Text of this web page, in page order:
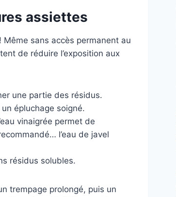
assiettes
sans accès permanent au
de réduire l’exposition aux
une partie des résidus.
épluchage soigné.
vinaigrée permet de
l’eau de javel
résidus solubles.
trempage prolongé, puis un